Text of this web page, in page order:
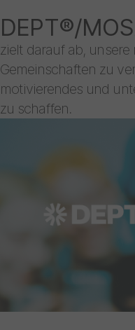
DEPT®/
zielt darauf ab,
Gemeinschaften zu
motivierendes und
zu schaffen.